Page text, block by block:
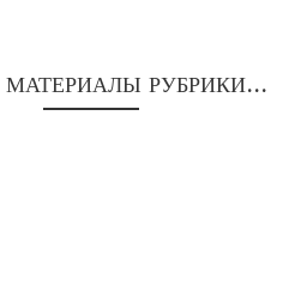
МАТЕРИАЛЫ РУБРИКИ...